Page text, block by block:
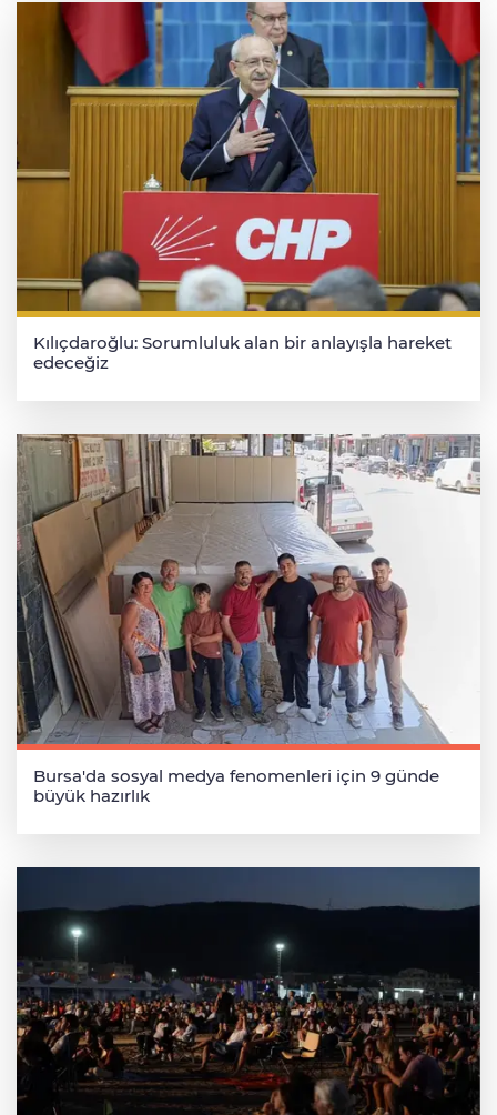
Kılıçdaroğlu: Sorumluluk alan bir anlayışla hareket
edeceğiz
Bursa'da sosyal medya fenomenleri için 9 günde
büyük hazırlık